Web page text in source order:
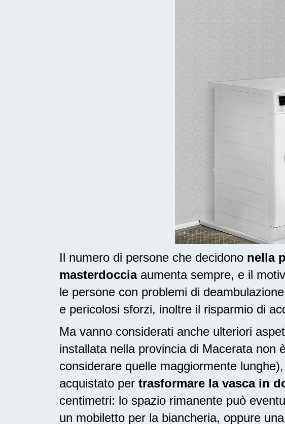
Il numero di persone che decidono nella
masterdocciaaumenta sempre, e il
le persone con problemi di
e pericolosi sforzi, inoltre il risparmio di
Ma vanno considerati anche ulteriori
installata nella provincia di Macerata non
considerare quelle maggiormente
acquistato per trasformare la vasca in
centimetri: lo spazio rimanente può
un mobiletto per la biancheria, oppure